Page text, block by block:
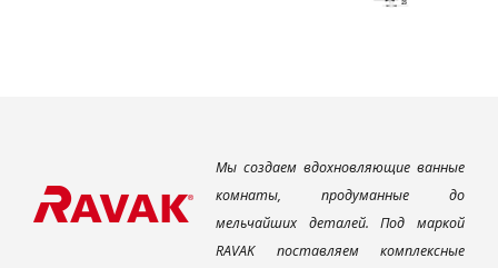
Мы создаем вдохновляющие ванные
комнаты, продуманные до
мельчайших деталей. Под маркой
RAVAK поставляем комплексные